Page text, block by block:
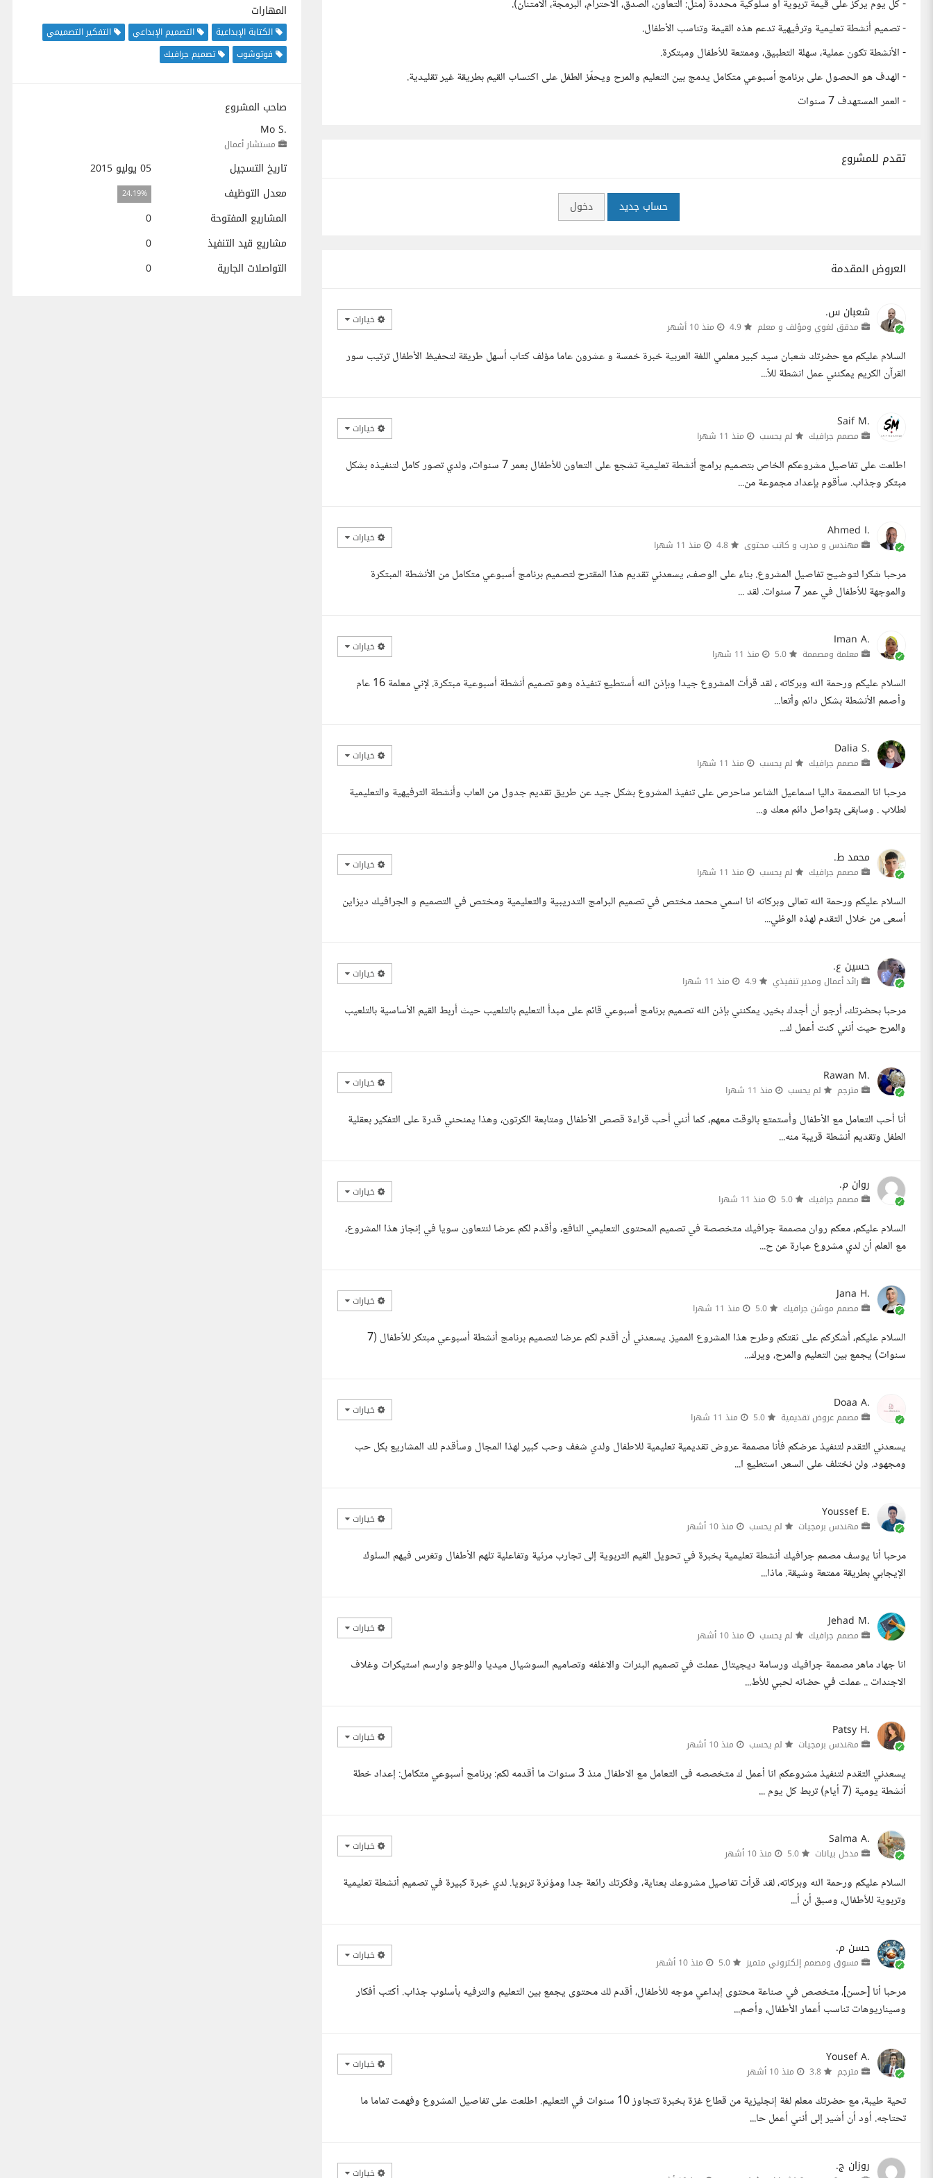
المهارات
الكتابة الإبداعية التصميم الإبداعي
التفكير التصميمي
فوتوشوب
تصميم جرافيك
صاحب المشروع
Mo S.
مستشار أعمال
تاريخ التسجيل
05 يوليو 2015
معدل التوظيف
24.19%
المشاريع المفتوحة
0
مشاريع قيد التنفيذ
0
التواصلات الجارية
0
- كل يوم يركز على قيمة تربوية أو سلوكية محددة (مثل: التعاون، الصدق، الاحترام، البرمجة، الامتنان).
- تصميم أنشطة تعليمية وترفيهية تدعم هذه القيمة وتناسب الأطفال.
- الأنشطة تكون عملية، سهلة التطبيق، وممتعة للأطفال ومبتكرة.
- الهدف هو الحصول على برنامج أسبوعي متكامل يدمج بين التعليم والمرح ويحفّز الطفل على اكتساب القيم بطريقة غير تقليدية.
- العمر المستهدف 7 سنوات
تقدم للمشروع
حساب جديد دخول
العروض المقدمة
شعبان س.
مدقق لغوي ومؤلف و معلم منذ 10 أشهر خيارات
السلام عليكم مع حضرتك شعبان سيد كبير معلمي اللغة العربية خبرة خمسة و عشرون عاما مؤلف كتاب أسهل طريقة لتحفيظ الأطفال ترتيب سور
القرآن الكريم يمكنني عمل انشطة للأ...
Saif M.
مصمم جرافيك لم يحسب منذ 11 شهرا خيارات
اطلعت على تفاصيل مشروعكم الخاص بتصميم برامج أنشطة تعليمية تشجع على التعاون للأطفال بعمر 7 سنوات، ولدي تصور كامل لتنفيذه بشكل
مبتكر وجذاب. سأقوم بإعداد مجموعة من...
Ahmed I.
مهندس و مدرب و كاتب محتوى منذ 11 شهرا خيارات
مرحبا شكرا لتوضيح تفاصيل المشروع. بناء على الوصف، يسعدني تقديم هذا المقترح لتصميم برنامج أسبوعي متكامل من الأنشطة المبتكرة
والموجهة للأطفال في عمر 7 سنوات. لقد ...
Iman A.
معلمة ومصممة منذ 11 شهرا خيارات
السلام عليكم ورحمة الله وبركاته ، لقد قرأت المشروع جيدا وبإذن الله أستطيع تنفيذه وهو تصميم أنشطة أسبوعية مبتكرة. لإني معلمة 16 عام
وأصمم الأنشطة بشكل دائم وأتعا...
Dalia S.
مصمم جرافيك لم يحسب منذ 11 شهرا خيارات
مرحبا انا المصممة داليا اسماعيل الشاعر ساحرص على تنفيذ المشروع بشكل جيد عن طريق تقديم جدول من العاب وأنشطة الترفيهية والتعليمية
لطلاب . وسابقى بتواصل دائم معك و...
محمد ط.
مصمم جرافيك لم يحسب منذ 11 شهرا خيارات
السلام عليكم ورحمة الله تعالى وبركاته انا اسمي محمد مختص في تصميم البرامج التدريبية والتعليمية ومختص في التصميم و الجرافيك ديزاين
أسعى من خلال التقدم لهذه الوظي...
حسين ع.
رائد أعمال ومدير تنفيذي منذ 11 شهرا خيارات
مرحبا بحضرتك، أرجو أن أجدك بخير. يمكنني بإذن الله تصميم برنامج أسبوعي قائم على مبدأ التعليم بالتلعيب حيث أربط القيم الأساسية بالتلعيب
والمرح حيث أنني كنت أعمل ك...
Rawan M.
مترجم لم يحسب منذ 11 شهرا خيارات
أنا أحب التعامل مع الأطفال وأستمتع بالوقت معهم، كما أنني أحب قراءة قصص الأطفال ومتابعة الكرتون، وهذا يمنحني قدرة على التفكير بعقلية
الطفل وتقديم أنشطة قريبة منه...
روان م.
مصمم جرافيك منذ 11 شهرا خيارات
السلام عليكم، معكم روان مصممة جرافيك متخصصة في تصميم المحتوى التعليمي النافع، وأقدم لكم عرضا لنتعاون سويا في إنجاز هذا المشروع،
مع العلم أن لدي مشروع عبارة عن ح...
Jana H.
مصمم موشن جرافيك منذ 11 شهرا خيارات
السلام عليكم، أشكركم على ثقتكم وطرح هذا المشروع المميز. يسعدني أن أقدم لكم عرضا لتصميم برنامج أنشطة أسبوعي مبتكر للأطفال (7
سنوات) يجمع بين التعليم والمرح، ويرك...
Doaa A.
مصمم عروض تقديمية منذ 11 شهرا خيارات
يسعدني التقدم لتنفيذ عرضكم فأنا مصممة عروض تقديمية تعليمية للاطفال ولدي شغف وحب كبير لهذا المجال وسأقدم لك المشاريع بكل حب
ومجهود. ولن نختلف على السعر. استطيع ا...
Youssef E.
مهندس برمجيات لم يحسب منذ 10 أشهر خيارات
مرحبا أنا يوسف مصمم جرافيك أنشطة تعليمية بخبرة في تحويل القيم التربوية إلى تجارب مرئية وتفاعلية تلهم الأطفال وتغرس فيهم السلوك
الإيجابي بطريقة ممتعة وشيقة. ماذا...
Jehad M.
مصمم جرافيك لم يحسب منذ 10 أشهر خيارات
انا جهاد ماهر مصممة جرافيك ورسامة ديجيتال عملت في تصميم البنرات والاغلفه وتصاميم السوشيال ميديا واللوجو وارسم استيكرات وغلاف
الاجندات .. عملت في حضانه لحبي للأط...
Patsy H.
مهندس برمجيات لم يحسب منذ 10 أشهر خيارات
يسعدني التقدم لتنفيذ مشروعكم انا أعمل ك متخصصه فى التعامل مع الاطفال منذ 3 سنوات ما أقدمه لكم: برنامج أسبوعي متكامل: إعداد خطة
أنشطة يومية (7 أيام) تربط كل يوم ...
Salma A.
مدخل بيانات منذ 10 أشهر خيارات
السلام عليكم ورحمة الله وبركاته، لقد قرأت تفاصيل مشروعك بعناية، وفكرتك رائعة جدا ومؤثرة تربويا. لدي خبرة كبيرة في تصميم أنشطة تعليمية
وتربوية للأطفال، وسبق أن أ...
حسن م.
مسوق ومصمم إلكتروني متميز منذ 10 أشهر خيارات
مرحبا أنا [حسن]، متخصص في صناعة محتوى إبداعي موجه للأطفال، أقدم لك محتوى يجمع بين التعليم والترفيه بأسلوب جذاب. أكتب أفكار
وسيناريوهات تناسب أعمار الأطفال، وأصم...
Yousef A.
مترجم منذ 10 أشهر خيارات
تحية طيبة، مع حضرتك معلم لغة إنجليزية من قطاع غزة بخبرة تتجاوز 10 سنوات في التعليم. اطلعت على تفاصيل المشروع وفهمت تماما ما
تحتاجه. أود أن أشير إلى أنني أعمل حا...
روزان ج. خيارات